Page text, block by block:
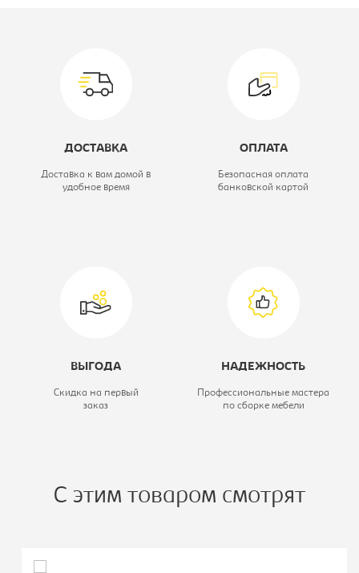
Коллекция: Лайф
1926
ДОСТАВКА
Доставка к вам домой в
удобное время
ОПЛАТА
Безопасная оплата
банковской картой
ВЫГОДА
Скидка на первый
заказ
НАДЕЖНОСТЬ
Профессиональные мастера
по сборке мебели
С этим товаром смотрят